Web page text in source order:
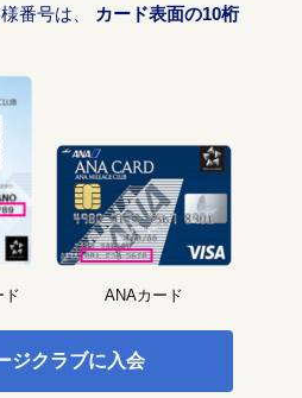
番号は、
カード表面の10桁
ド ANAカード
ジクラブに入会